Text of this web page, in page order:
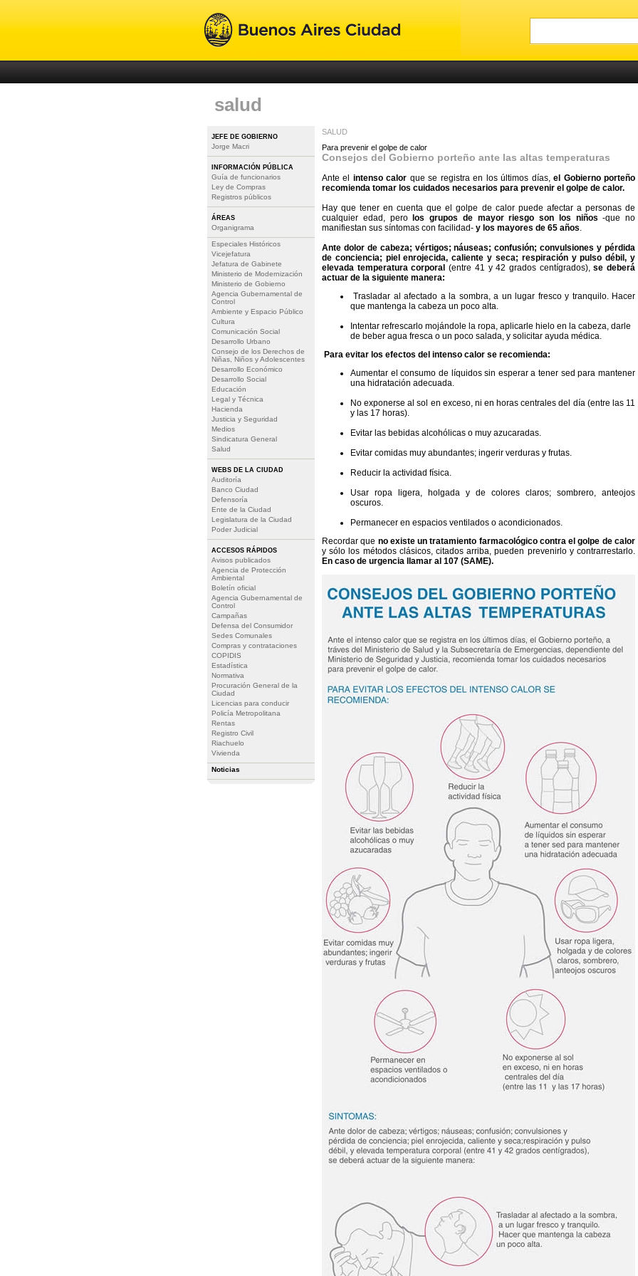
salud
JEFE DE GOBIERNO
Jorge Macri
INFORMACIÓN PÚBLICA
Guía de funcionarios
Ley de Compras
Registros públicos
ÁREAS
Organigrama
Especiales Históricos
Vicejefatura
Jefatura de Gabinete
Ministerio de Modernización
Ministerio de Gobierno
Agencia Gubernamental de
Control
Ambiente y Espacio Público
Cultura
Comunicación Social
Desarrollo Urbano
Consejo de los Derechos de
Niñas, Niños y Adolescentes
Desarrollo Económico
Desarrollo Social
Educación
Legal y Técnica
Hacienda
Justicia y Seguridad
Medios
Sindicatura General
Salud
WEBS DE LA CIUDAD
Auditoría
Banco Ciudad
Defensoría
Ente de la Ciudad
Legislatura de la Ciudad
Poder Judicial
ACCESOS RÁPIDOS
Avisos publicados
Agencia de Protección
Ambiental
Boletín oficial
Agencia Gubernamental de
Control
Campañas
Defensa del Consumidor
Sedes Comunales
Compras y contrataciones
COPIDIS
Estadística
Normativa
Procuración General de la
Ciudad
Licencias para conducir
Policía Metropolitana
Rentas
Registro Civil
Riachuelo
Vivienda
Noticias
SALUD
Para prevenir el golpe de calor
Consejos del Gobierno porteño ante las altas temperaturas
Ante el intenso calor que se registra en los últimos días,el Gobierno porteño
recomienda tomar los cuidados necesarios para prevenir el golpe de calor.
Hay que tener en cuenta que el golpe de calor puede afectar a personas de
cualquier edad, pero
los grupos de mayor riesgo son los niños -que no
manifiestan sus síntomas con facilidad- y los mayores de 65 años.
Ante dolor de cabeza; vértigos; náuseas; confusión; convulsiones y pérdida
de conciencia; piel enrojecida, caliente y seca; respiración y pulso débil, y
elevada temperatura corporal (entre 41 y 42 grados centígrados),se deberá
actuar de la siguiente manera:
Trasladar al afectado a la sombra, a un lugar fresco y tranquilo. Hacer
que mantenga la cabeza un poco alta.
Intentar refrescarlo mojándole la ropa, aplicarle hielo en la cabeza, darle
de beber agua fresca o un poco salada, y solicitar ayuda médica.
Para evitar los efectos del intenso calor se recomienda:
Aumentar el consumo de líquidos sin esperar a tener sed para mantener
una hidratación adecuada.
No exponerse al sol en exceso, ni en horas centrales del día (entre las 11
y las 17 horas).
Evitar las bebidas alcohólicas o muy azucaradas.
Evitar comidas muy abundantes; ingerir verduras y frutas.
Reducir la actividad física.
Usar ropa ligera, holgada y de colores claros; sombrero, anteojos
oscuros.
Permanecer en espacios ventilados o acondicionados.
Recordar que no existe un tratamiento farmacológico contra el golpe de calor
y sólo los métodos clásicos, citados arriba, pueden prevenirlo y contrarrestarlo.
En caso de urgencia llamar al 107 (SAME).